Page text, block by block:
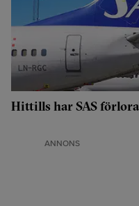
Hittills har SAS
ANNONS